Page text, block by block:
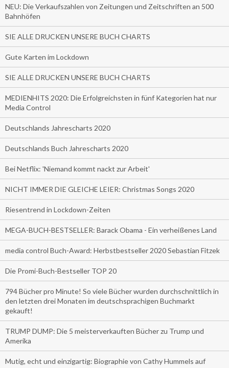
NEU: Die Verkaufszahlen von Zeitungen und Zeitschriften an 500
Bahnhöfen
SIE ALLE DRUCKEN UNSERE BUCH CHARTS
Gute Karten im Lockdown
SIE ALLE DRUCKEN UNSERE BUCH CHARTS
MEDIENHITS 2020: Die Erfolgreichsten in fünf Kategorien hat nur
Media Control
Deutschlands Jahrescharts 2020
Deutschlands Buch Jahrescharts 2020
Bei Netflix: 'Niemand kommt nackt zur Arbeit'
NICHT IMMER DIE GLEICHE LEIER: Christmas Songs 2020
Riesentrend in Lockdown-Zeiten
MEGA-BUCH-BESTSELLER: Barack Obama - Ein verheißenes Land
media control Buch-Award: Herbstbestseller 2020 Sebastian Fitzek
Die Promi-Buch-Bestseller TOP 20
794 Bücher pro Minute! So viele Bücher wurden durchschnittlich in
den letzten drei Monaten im deutschsprachigen Buchmarkt
gekauft!
TRUMP DUMP: Die 5 meisterverkauften Bücher zu Trump und
Amerika
Mutig, echt und einzigartig: Biographie von Cathy Hummels auf